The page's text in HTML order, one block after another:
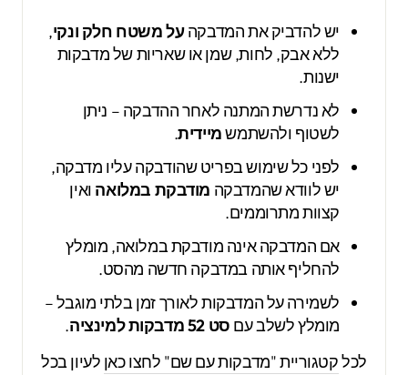
יש להדביק את המדבקהעל משטח חלק ונקי,
ללא אבק, לחות, שמן או שאריות של מדבקות
ישנות.
לא נדרשת המתנה לאחר ההדבקה – ניתן
לשטוף ולהשתמשמיידית.
לפני כל שימוש בפריט שהודבקה עליו מדבקה,
יש לוודא שהמדבקה מודבקת במלואהואין
קצוות מתרוממים.
אם המדבקה אינה מודבקת במלואה, מומלץ
להחליף אותה במדבקה חדשה מהסט.
לשמירה על המדבקות לאורך זמן בלתי מוגבל –
מומלץ לשלב עם סט 52 מדבקות למינציה
.
לכלקטגוריית "מדבקות עם שם" לחצו כאןלעיון בכל